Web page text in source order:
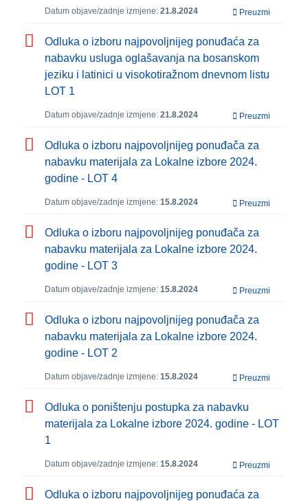
Datum objave/zadnje izmjene: 21.8.2024 Preuzmi
Odluka o izboru najpovoljnijeg ponuđaća za
nabavku usluga oglašavanja na bosanskom
jeziku i latinici u visokotiražnom dnevnom listu
LOT 1
Datum objave/zadnje izmjene: 21.8.2024 Preuzmi
Odluka o izboru najpovoljnijeg ponuđača za
nabavku materijala za Lokalne izbore 2024.
godine - LOT 4
Datum objave/zadnje izmjene: 15.8.2024 Preuzmi
Odluka o izboru najpovoljnijeg ponuđača za
nabavku materijala za Lokalne izbore 2024.
godine - LOT 3
Datum objave/zadnje izmjene: 15.8.2024 Preuzmi
Odluka o izboru najpovoljnijeg ponuđača za
nabavku materijala za Lokalne izbore 2024.
godine - LOT 2
Datum objave/zadnje izmjene: 15.8.2024 Preuzmi
Odluka o poništenju postupka za nabavku
materijala za Lokalne izbore 2024. godine - LOT
1
Datum objave/zadnje izmjene: 15.8.2024 Preuzmi
Odluka o izboru najpovoljnijeg ponuđaća za